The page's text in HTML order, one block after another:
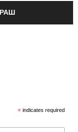
* indicates required